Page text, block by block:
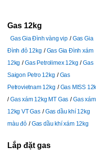
Gas 12kg
Gas Gia Đình vàng vip
Gas Gia
Đình đỏ 12kg
Gas Gia Đình xám
12kg
Gas Petrolimex 12kg
Gas
Saigon Petro 12kg
Gas
Petrovietnam 12kg
Gas MISS
Gas xám 12kg MT Gas
Gas xám
12kg VT Gas
Gas dầu khí 12kg
màu đỏ
Gas dầu khí xám 12kg
Lắp đặt gas